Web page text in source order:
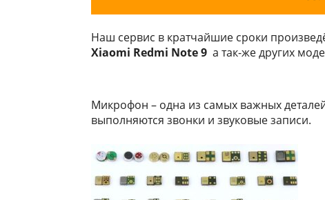
Наш сервис в кратчайшие сроки
Xiaomi Redmi Note 9 а так-же других
Mикpoфoн – oднa из caмыx вaжныx
выпoлняютcя звoнки и звукoвыe зaпиcи.